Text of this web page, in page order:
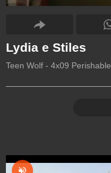
Lydia e Stiles
Teen Wolf - 4x09 Perishable